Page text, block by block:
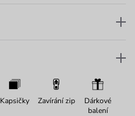
Kapsičky Zavírání zip
Dárkové
balení